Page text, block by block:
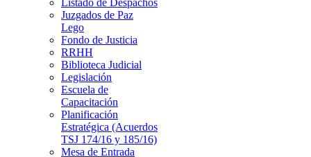
Listado de Despachos
Juzgados de Paz
Lego
Fondo de Justicia
RRHH
Biblioteca Judicial
Legislación
Escuela de
Capacitación
Planificación
Estratégica (Acuerdos
TSJ 174/16 y 185/16)
Mesa de Entrada